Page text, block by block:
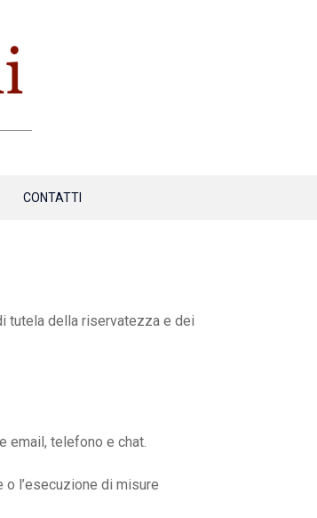
CONTATTI
tutela della riservatezza e dei
email, telefono e chat.
l’esecuzione di misure